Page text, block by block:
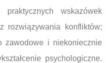
wskazówek
rozwiązywania konfliktów;
zawodowe i niekoniecznie
psychologiczne.